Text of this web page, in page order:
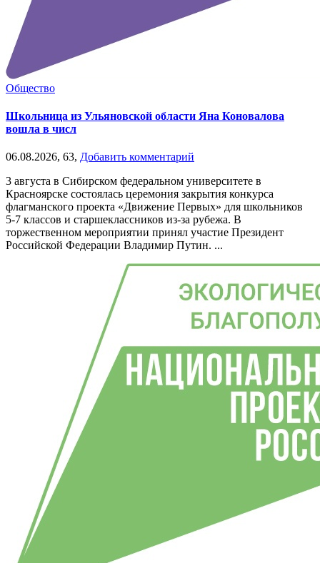
Общество
Школьница из Ульяновской области Яна Коновалова
вошла в числ
06.08.2026, 63, Добавить комментарий
3 августа в Сибирском федеральном университете в
Красноярске состоялась церемония закрытия конкурса
флагманского проекта «Движение Первых» для школьников
5-7 классов и старшеклассников из-за рубежа. В
торжественном мероприятии принял участие Президент
Российской Федерации Владимир Путин. ...